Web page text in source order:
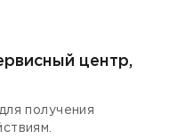
центр,
получения